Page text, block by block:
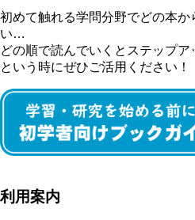
初めて触れる学問分野でどの本
い…
どの順で読んでいくとステップ
という時にぜひご活用ください！
利用案内